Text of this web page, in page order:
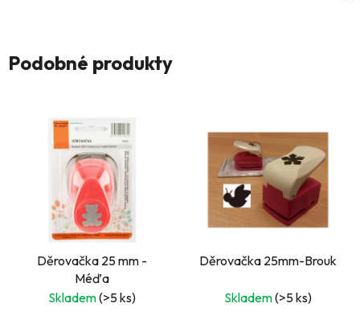
Podobné produkty
Děrovačka 25 mm -
Méďa
Skladem(>5 ks)
Děrovačka 25mm-Brouk
Skladem(>5 ks)